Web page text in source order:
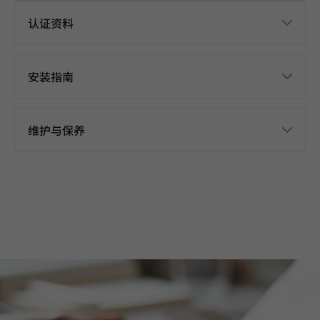
认证资料
安装指南
维护与保养